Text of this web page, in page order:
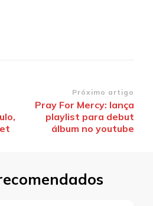
Próximo artigo
Pray For Mercy: lança
playlist para debut
álbum no youtube